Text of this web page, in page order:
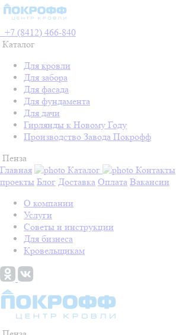
+7 (8412) 466-840
Каталог
Для кровли
Для забора
Для фасада
Для фундамента
Для дачи
Гирлянды к Новому Году
Производство Завода Покрофф
Пенза
Главная
Каталог Контакты
проекты Блог Доставка Оплата Вакансии
О компании
Услуги
Советы и инструкции
Для бизнеса
Кровельщикам